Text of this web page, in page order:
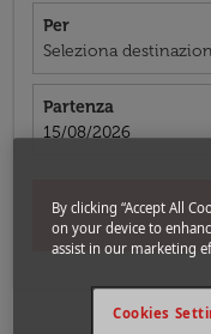
Per
Seleziona
Partenza
fc-booking-
15/08/2026
By clicking “Accept All
on your device to
assist in our marketing
Cookies